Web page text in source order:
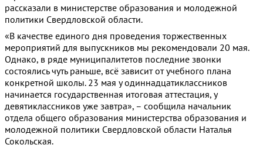
рассказали в министерстве образования и молодежной
политики Свердловской области.
«В качестве единого дня проведения торжественных
мероприятий для выпускников мы рекомендовали 20 мая.
Однако, в ряде муниципалитетов последние звонки
состоялись чуть раньше, всё зависит от учебного плана
конкретной школы. 23 мая у одиннадцатиклассников
начинается государственная итоговая аттестация, у
девятиклассников уже завтра», – сообщила начальник
отдела общего образования министерства образования и
молодежной политики Свердловской области Наталья
Сокольская.